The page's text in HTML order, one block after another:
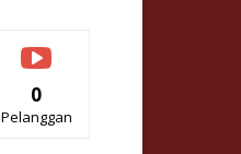
0
Pelanggan